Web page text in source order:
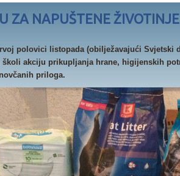
ZA NAPUŠTENE ŽIVOTINJE
polovici listopada (obilježavajući Svjetski
akciju prikupljanja hrane, higijenskih
priloga.